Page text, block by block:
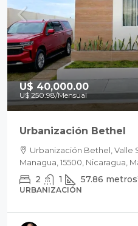
U$ 40,000.00
U$ 250.98/Mensual
Urbanización Bethel
Urbanización Bethel, Valle
Managua, 15500, Nicaragua,
2 1 57.86
URBANIZACIÓN